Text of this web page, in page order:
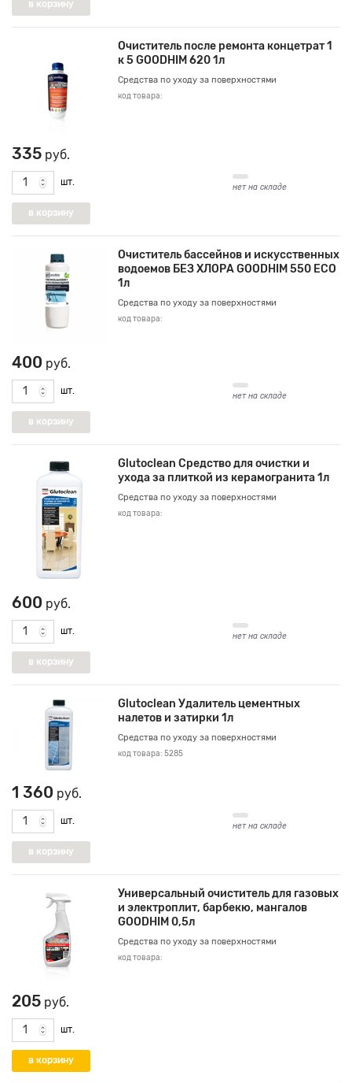
Очиститель после ремонта концетрат 1
к 5 GOODHIM 620 1л
Средства по уходу за поверхностями
код товара:
335 руб.
шт. нет на складе
Очиститель бассейнов и искусственных
водоемов БЕЗ ХЛОРА GOODHIM 550 ECO
1л
Средства по уходу за поверхностями
код товара:
400 руб.
шт. нет на складе
Glutoclean Средство для очистки и
ухода за плиткой из керамогранита 1л
Средства по уходу за поверхностями
код товара:
600 руб.
шт. нет на складе
Glutoclean Удалитель цементных
налетов и затирки 1л
Средства по уходу за поверхностями
код товара: 5285
1 360 руб.
шт. нет на складе
Универсальный очиститель для газовых
и электроплит, барбекю, мангалов
GOODHIM 0,5л
Средства по уходу за поверхностями
код товара:
205 руб.
шт.